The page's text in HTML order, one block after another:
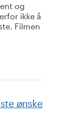
og
ikke å
Filmen
ønske